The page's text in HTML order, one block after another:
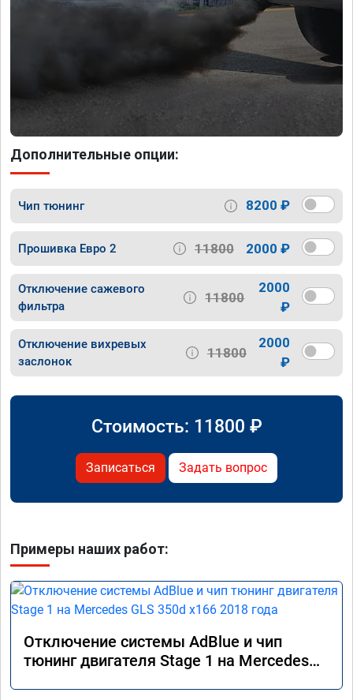
Дополнительные опции:
Чип тюнинг 8200 ₽
Прошивка Евро 2 11800 2000 ₽
Отключение сажевого
фильтра
11800
2000
₽
Отключение вихревых
заслонок
11800
2000
₽
Стоимость: 11800 ₽
Записаться Задать вопрос
Примеры наших работ:
Отключение системы AdBlue и чип
тюнинг двигателя Stage 1 на Mercedes